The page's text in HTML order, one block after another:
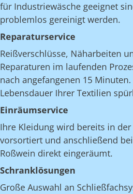
für Industriewäsche geeignet
problemlos gereinigt werden.
Reparaturservice
Reißverschlüsse, Näharbeiten
Reparaturen im laufenden
nach angefangenen 15
Lebensdauer Ihrer Textilien
Einräumservice
Ihre Kleidung wird bereits in der
vorsortiert und anschließend
Roßwein direkt eingeräumt.
Schranklösungen
Große Auswahl an